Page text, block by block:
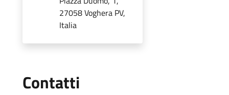
27058 Voghera PV,
Italia
Contatti